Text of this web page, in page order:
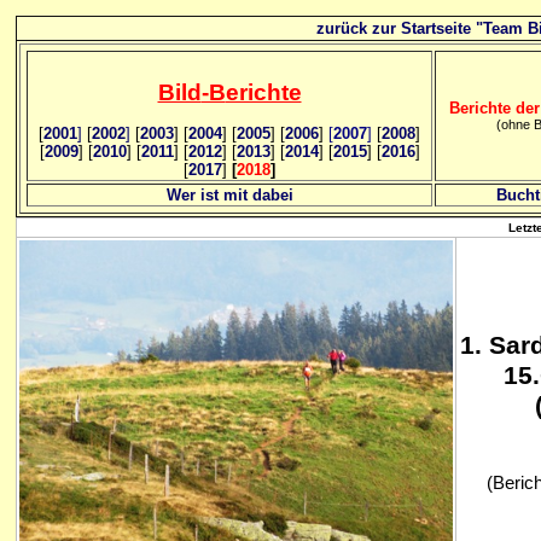
zurück zur Startseite "Team
Bild-Berichte
[2001] [2002] [2003] [2004] [2005] [2006] [2007] [2008]
[2009] [2010] [2011] [2012] [2013] [2014] [2015] [2016]
[2017] [2018]
Berichte
(ohne
Wer ist mit dabei
1.